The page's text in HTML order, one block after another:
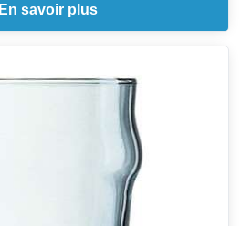
En savoir plus